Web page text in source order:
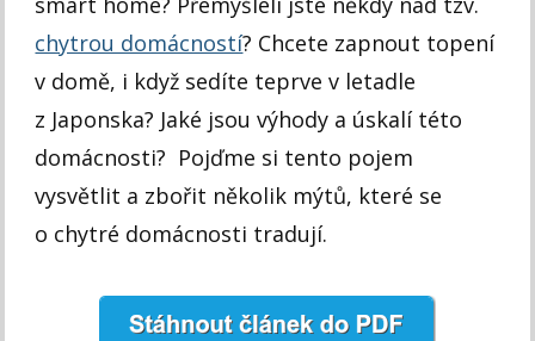
chytrou domácností? Chcete zapnout topení
v domě, i když sedíte teprve v letadle
z Japonska? Jaké jsou výhody a úskalí této
domácnosti? Pojďme si tento pojem
vysvětlit a zbořit několik mýtů, které se
o chytré domácnosti tradují.